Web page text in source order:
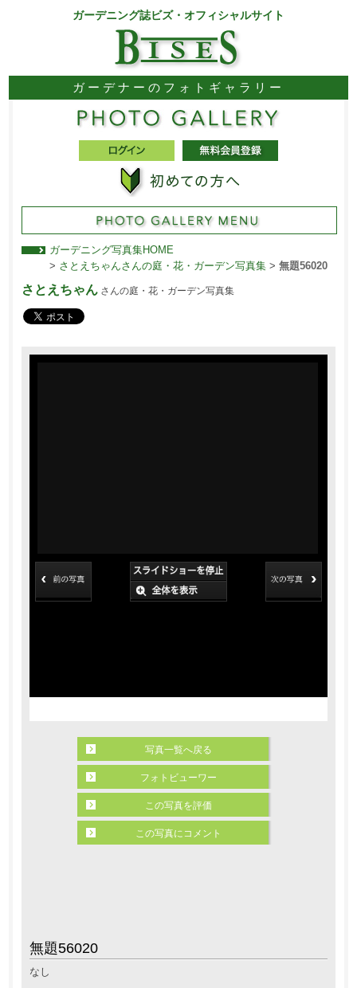
ガーデニング誌ビズ・オフィシャルサイト
ガーデナーのフォトギャラリー
ガーデニング写真集HOME
> さとえちゃんさんの庭・花・ガーデン写真集> 無題56020
さとえちゃんさんの庭・花・ガーデン写真集
無題56020
なし
写真一覧へ戻る
フォトビューワー
この写真を評価
この写真にコメント